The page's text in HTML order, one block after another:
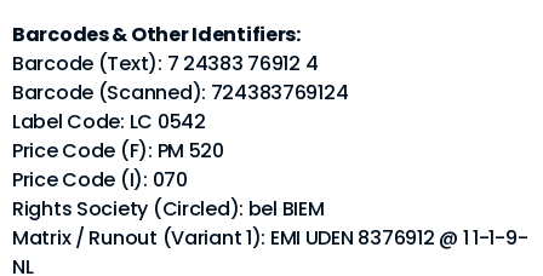
Barcodes & Other Identifiers:
Barcode (Text): 7 24383 76912 4
Barcode (Scanned): 724383769124
Label Code: LC 0542
Price Code (F): PM 520
Price Code (I): 070
Rights Society (Circled): bel BIEM
Matrix / Runout (Variant 1): EMI UDEN 8376912 @ 1 1-1-9-
NL